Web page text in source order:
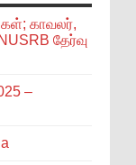
காவலர்,
தேர்வு
–